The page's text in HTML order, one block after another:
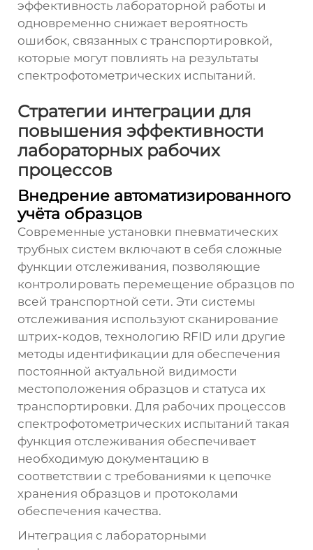
эффективность лабораторной работы и
одновременно снижает вероятность
ошибок, связанных с транспортировкой,
которые могут повлиять на результаты
спектрофотометрических испытаний.
Стратегии интеграции для
повышения эффективности
лабораторных рабочих
процессов
Внедрение автоматизированного
учёта образцов
Современные установки пневматических
трубных систем включают в себя сложные
функции отслеживания, позволяющие
контролировать перемещение образцов по
всей транспортной сети. Эти системы
отслеживания используют сканирование
штрих-кодов, технологию RFID или другие
методы идентификации для обеспечения
постоянной актуальной видимости
местоположения образцов и статуса их
транспортировки. Для рабочих процессов
спектрофотометрических испытаний такая
функция отслеживания обеспечивает
необходимую документацию в
соответствии с требованиями к цепочке
хранения образцов и протоколами
обеспечения качества.
Интеграция с лабораторными